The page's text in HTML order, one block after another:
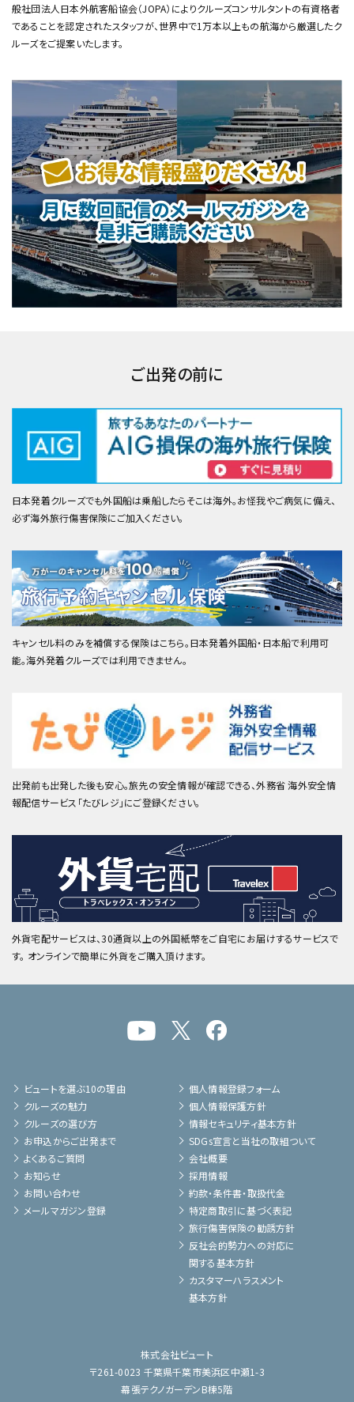
般社団法人日本外航客船協会（JOPA）によりクルーズコンサルタントの有資格者
であることを認定されたスタッフが、世界中で1万本以上もの航海から厳選したク
ルーズをご提案いたします。
ご出発の前に
日本発着クルーズでも外国船は乗船したらそこは海外。お怪我やご病気に備え、
必ず海外旅行傷害保険にご加入ください。
キャンセル料のみを補償する保険はこちら。日本発着外国船・日本船で利用可
能。海外発着クルーズでは利用できません。
出発前も出発した後も安心。旅先の安全情報が確認できる、外務省 海外安全情
報配信サービス「たびレジ」にご登録ください。
外貨宅配サービスは、30通貨以上の外国紙幣をご自宅にお届けするサービスで
す。 オンラインで簡単に外貨をご購入頂けます。
ビュートを選ぶ10の理由
クルーズの魅力
クルーズの選び方
お申込からご出発まで
よくあるご質問
お知らせ
お問い合わせ
メールマガジン登録
個人情報登録フォーム
個人情報保護方針
情報セキュリティ基本方針
SDGs宣言と当社の取組ついて
会社概要
採用情報
約款・条件書・取扱代金
特定商取引に基づく表記
旅行傷害保険の勧誘方針
反社会的勢力への対応に
関する基本方針
カスタマーハラスメント
基本方針
株式会社ビュート
〒261-0023 千葉県千葉市美浜区中瀬1-3
幕張テクノガーデンB棟5階